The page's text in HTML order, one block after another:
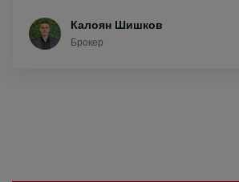
Калоян Шишков
Брокер